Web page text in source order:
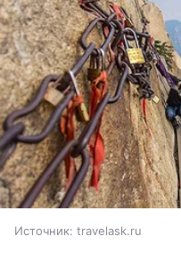
Источник: travelask.ru